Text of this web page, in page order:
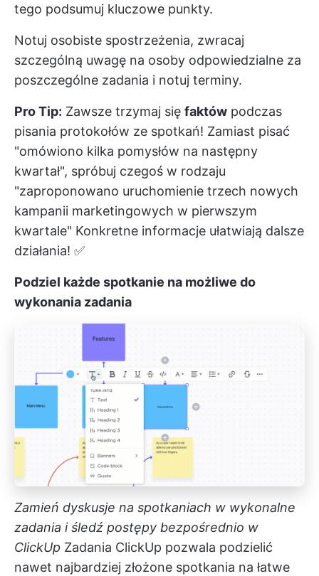
tego podsumuj kluczowe punkty.
Notuj osobiste spostrzeżenia, zwracaj
szczególną uwagę na osoby odpowiedzialne za
poszczególne zadania i notuj terminy.
Pro Tip: Zawsze trzymaj się faktów podczas
pisania protokołów ze spotkań! Zamiast pisać
"omówiono kilka pomysłów na następny
kwartał", spróbuj czegoś w rodzaju
"zaproponowano uruchomienie trzech nowych
kampanii marketingowych w pierwszym
kwartale" Konkretne informacje ułatwiają dalsze
działania! ✅
Podziel każde spotkanie na możliwe do
wykonania zadania
Zamień dyskusje na spotkaniach w wykonalne
zadania i śledź postępy bezpośrednio w
ClickUp Zadania ClickUp pozwala podzielić
nawet najbardziej złożone spotkania na łatwe